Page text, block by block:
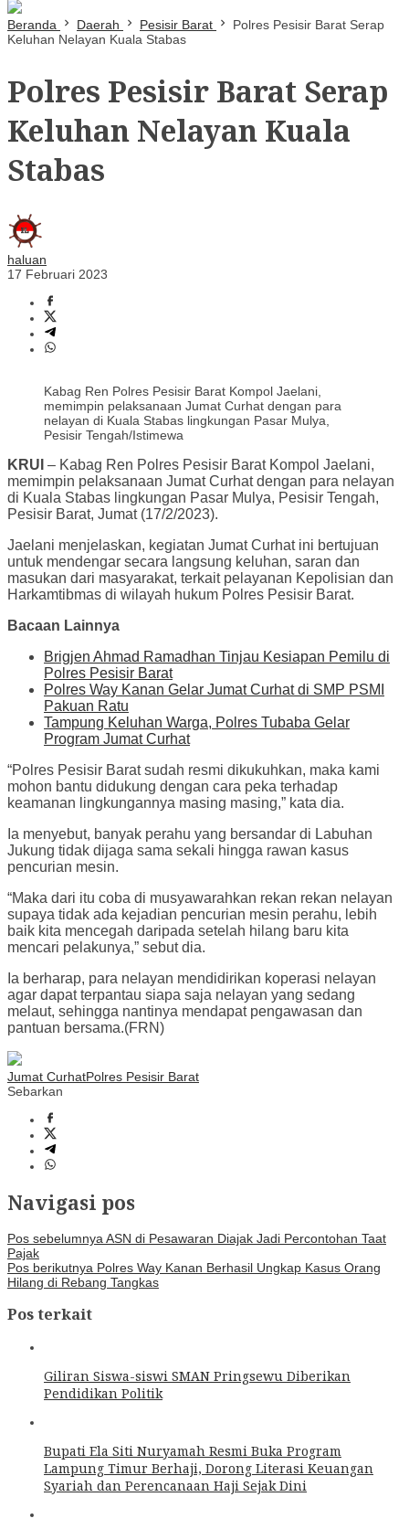
Beranda Daerah Pesisir Barat
Polres Pesisir Barat Serap
Keluhan Nelayan Kuala Stabas
Polres Pesisir Barat Serap
Keluhan Nelayan Kuala
Stabas
haluan
17 Februari 2023
Kabag Ren Polres Pesisir Barat Kompol Jaelani,
memimpin pelaksanaan Jumat Curhat dengan para
nelayan di Kuala Stabas lingkungan Pasar Mulya,
Pesisir Tengah/Istimewa
KRUI – Kabag Ren Polres Pesisir Barat Kompol Jaelani,
memimpin pelaksanaan Jumat Curhat dengan para nelayan
di Kuala Stabas lingkungan Pasar Mulya, Pesisir Tengah,
Pesisir Barat, Jumat (17/2/2023).
Jaelani menjelaskan, kegiatan Jumat Curhat ini bertujuan
untuk mendengar secara langsung keluhan, saran dan
masukan dari masyarakat, terkait pelayanan Kepolisian dan
Harkamtibmas di wilayah hukum Polres Pesisir Barat.
Bacaan Lainnya
Brigjen Ahmad Ramadhan Tinjau Kesiapan Pemilu di
Polres Pesisir Barat
Polres Way Kanan Gelar Jumat Curhat di SMP PSMI
Pakuan Ratu
Tampung Keluhan Warga, Polres Tubaba Gelar
Program Jumat Curhat
“Polres Pesisir Barat sudah resmi dikukuhkan, maka kami
mohon bantu didukung dengan cara peka terhadap
keamanan lingkungannya masing masing,” kata dia.
Ia menyebut, banyak perahu yang bersandar di Labuhan
Jukung tidak dijaga sama sekali hingga rawan kasus
pencurian mesin.
“Maka dari itu coba di musyawarahkan rekan rekan nelayan
supaya tidak ada kejadian pencurian mesin perahu, lebih
baik kita mencegah daripada setelah hilang baru kita
mencari pelakunya,” sebut dia.
Ia berharap, para nelayan mendidirikan koperasi nelayan
agar dapat terpantau siapa saja nelayan yang sedang
melaut, sehingga nantinya mendapat pengawasan dan
pantuan bersama.(FRN)
Jumat CurhatPolres Pesisir Barat
Sebarkan
Navigasi pos
Pos sebelumnya ASN di Pesawaran Diajak Jadi Percontohan Taat
Pajak
Pos berikutnya Polres Way Kanan Berhasil Ungkap Kasus Orang
Hilang di Rebang Tangkas
Pos terkait
Giliran Siswa-siswi SMAN Pringsewu Diberikan
Pendidikan Politik
Bupati Ela Siti Nuryamah Resmi Buka Program
Lampung Timur Berhaji, Dorong Literasi Keuangan
Syariah dan Perencanaan Haji Sejak Dini